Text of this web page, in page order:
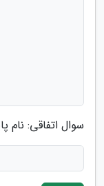
سوال اتفاقی: